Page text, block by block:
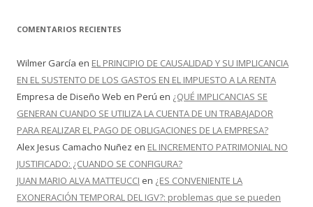
COMENTARIOS RECIENTES
Wilmer García en EL PRINCIPIO DE CAUSALIDAD Y SU IMPLICANCIA
EN EL SUSTENTO DE LOS GASTOS EN EL IMPUESTO A LA RENTA
Empresa de Diseño Web en Perú en ¿QUÉ IMPLICANCIAS SE
GENERAN CUANDO SE UTILIZA LA CUENTA DE UN TRABAJADOR
PARA REALIZAR EL PAGO DE OBLIGACIONES DE LA EMPRESA?
Alex Jesus Camacho Nuñez en EL INCREMENTO PATRIMONIAL NO
JUSTIFICADO: ¿CUANDO SE CONFIGURA?
JUAN MARIO ALVA MATTEUCCI en ¿ES CONVENIENTE LA
EXONERACIÓN TEMPORAL DEL IGV?: problemas que se pueden